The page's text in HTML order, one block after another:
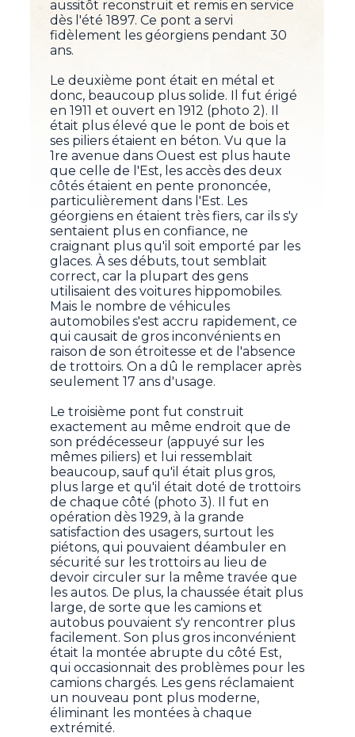
aussitôt reconstruit et remis en service
dès l'été 1897. Ce pont a servi
fidèlement les géorgiens pendant 30
ans.
Le deuxième pont était en métal et
donc, beaucoup plus solide. Il fut érigé
en 1911 et ouvert en 1912 (photo 2). Il
était plus élevé que le pont de bois et
ses piliers étaient en béton. Vu que la
1re avenue dans Ouest est plus haute
que celle de l'Est, les accès des deux
côtés étaient en pente prononcée,
particulièrement dans l'Est. Les
géorgiens en étaient très fiers, car ils s'y
sentaient plus en confiance, ne
craignant plus qu'il soit emporté par les
glaces. À ses débuts, tout semblait
correct, car la plupart des gens
utilisaient des voitures hippomobiles.
Mais le nombre de véhicules
automobiles s'est accru rapidement, ce
qui causait de gros inconvénients en
raison de son étroitesse et de l'absence
de trottoirs. On a dû le remplacer après
seulement 17 ans d'usage.
Le troisième pont fut construit
exactement au même endroit que de
son prédécesseur (appuyé sur les
mêmes piliers) et lui ressemblait
beaucoup, sauf qu'il était plus gros,
plus large et qu'il était doté de trottoirs
de chaque côté (photo 3). Il fut en
opération dès 1929, à la grande
satisfaction des usagers, surtout les
piétons, qui pouvaient déambuler en
sécurité sur les trottoirs au lieu de
devoir circuler sur la même travée que
les autos. De plus, la chaussée était plus
large, de sorte que les camions et
autobus pouvaient s'y rencontrer plus
facilement. Son plus gros inconvénient
était la montée abrupte du côté Est,
qui occasionnait des problèmes pour les
camions chargés. Les gens réclamaient
un nouveau pont plus moderne,
éliminant les montées à chaque
extrémité.